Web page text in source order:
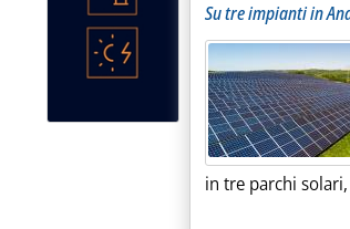
Su tre impianti in
in tre parchi